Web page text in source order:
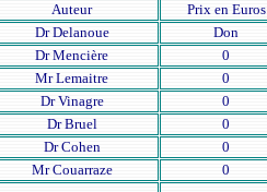
Auteur Prix en Euros
Dr Delanoue Don
Dr Mencière 0
Mr Lemaitre 0
Dr Vinagre 0
Dr Bruel 0
Dr Cohen 0
Mr Couarraze 0